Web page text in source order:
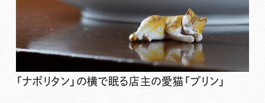
「ナポリタン」の横で眠る店主の愛猫「プリン」